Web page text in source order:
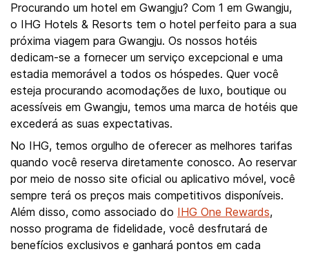
Procurando um hotel em Gwangju? Com 1 em Gwangju,
o IHG Hotels & Resorts tem o hotel perfeito para a sua
próxima viagem para Gwangju. Os nossos hotéis
dedicam-se a fornecer um serviço excepcional e uma
estadia memorável a todos os hóspedes. Quer você
esteja procurando acomodações de luxo, boutique ou
acessíveis em Gwangju, temos uma marca de hotéis que
excederá as suas expectativas.
No IHG, temos orgulho de oferecer as melhores tarifas
quando você reserva diretamente conosco. Ao reservar
por meio de nosso site oficial ou aplicativo móvel, você
sempre terá os preços mais competitivos disponíveis.
Além disso, como associado do IHG One Rewards,
nosso programa de fidelidade, você desfrutará de
benefícios exclusivos e ganhará pontos em cada